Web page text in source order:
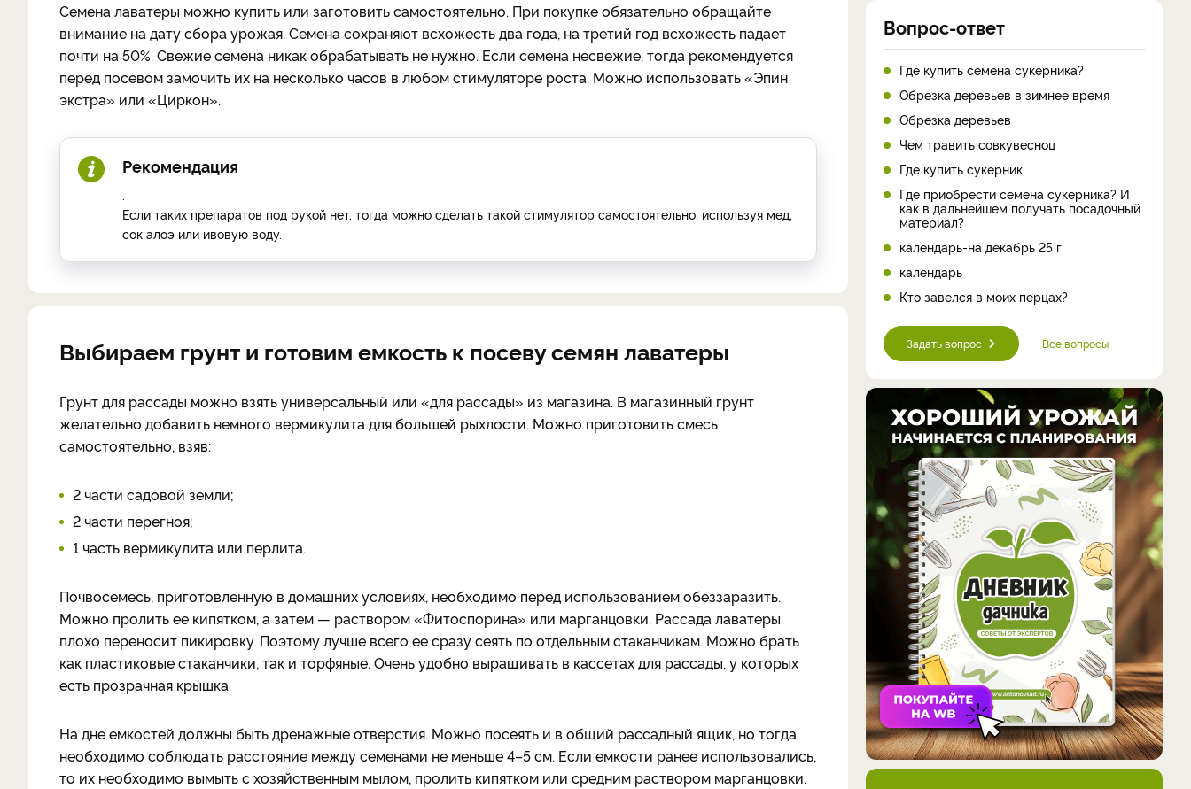
Семена лаватеры можно купить или заготовить самостоятельно. При покупке обязательно обращайте
внимание на дату сбора урожая. Семена сохраняют всхожесть два года, на третий год всхожесть падает
почти на 50%. Свежие семена никак обрабатывать не нужно. Если семена несвежие, тогда рекомендуется
перед посевом замочить их на несколько часов в любом стимуляторе роста. Можно использовать «Эпин
экстра» или «Циркон».
Рекомендация
.
Если таких препаратов под рукой нет, тогда можно сделать такой стимулятор самостоятельно, используя мед,
сок алоэ или ивовую воду.
Выбираем грунт и готовим емкость к посеву семян лаватеры
Грунт для рассады можно взять универсальный или «для рассады» из магазина. В магазинный грунт
желательно добавить немного вермикулита для большей рыхлости. Можно приготовить смесь
самостоятельно, взяв:
2 части садовой земли;
2 части перегноя;
1 часть вермикулита или перлита.
Почвосемесь, приготовленную в домашних условиях, необходимо перед использованием обеззаразить.
Можно пролить ее кипятком, а затем — раствором «Фитоспорина» или марганцовки. Рассада лаватеры
плохо переносит пикировку. Поэтому лучше всего ее сразу сеять по отдельным стаканчикам. Можно брать
как пластиковые стаканчики, так и торфяные. Очень удобно выращивать в кассетах для рассады, у которых
есть прозрачная крышка.
На дне емкостей должны быть дренажные отверстия. Можно посеять и в общий рассадный ящик, но тогда
необходимо соблюдать расстояние между семенами не меньше 4–5 см. Если емкости ранее использовались,
то их необходимо вымыть с хозяйственным мылом, пролить кипятком или средним раствором марганцовки.
Вопрос-ответ
Где купить семена сукерника?
Обрезка деревьев в зимнее время
Обрезка деревьев
Чем травить совкувесноц
Где купить сукерник
Где приобрести семена сукерника? И
как в дальнейшем получать посадочный
материал?
календарь-на декабрь 25 г
календарь
Кто завелся в моих перцах?
Задать вопрос Все вопросы